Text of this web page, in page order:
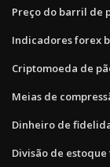
Preço do barril de
Indicadores forex
Criptomoeda de
Meias de
Dinheiro de
Divisão de